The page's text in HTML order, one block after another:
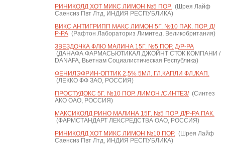
РИНИКОЛД ХОТ МИКС ЛИМОН №5 ПОР.(Шрея Лайф
Саенсиз Пвт Лтд, ИНДИЯ РЕСПУБЛИКА)
ВИКС АНТИГРИПП МАКС ЛИМОН 5Г. №10 ПАК. ПОР. Д/
Р-РА(Рафтон Лабораториз Лимитед, Великобритания)
ЗВЕЗДОЧКА ФЛЮ МАЛИНА 15Г. №5 ПОР. Д/Р-РА
(ДАНАФА ФАРМАСЬЮТИКАЛ ДЖОЙНТ СТОК КОМПАНИ /
DANAFA, Вьетнам Социалистическая Республика)
ФЕНИЛЭФРИН-ОПТИК 2,5% 5МЛ. ГЛ.КАПЛИ ФЛ./КАП.
(ЛЕККО ФФ ЗАО, РОССИЯ)
ПРОСТУДОКС 5Г. №10 ПОР. ЛИМОН /СИНТЕЗ/(Синтез
АКО ОАО, РОССИЯ)
МАКСИКОЛД РИНО МАЛИНА 15Г. №5 ПОР. Д/Р-РА ПАК.
(ФАРМСТАНДАРТ ЛЕКСРЕДСТВА ОАО, РОССИЯ)
РИНИКОЛД ХОТ МИКС ЛИМОН №10 ПОР.(Шрея Лайф
Саенсиз Пвт Лтд, ИНДИЯ РЕСПУБЛИКА)